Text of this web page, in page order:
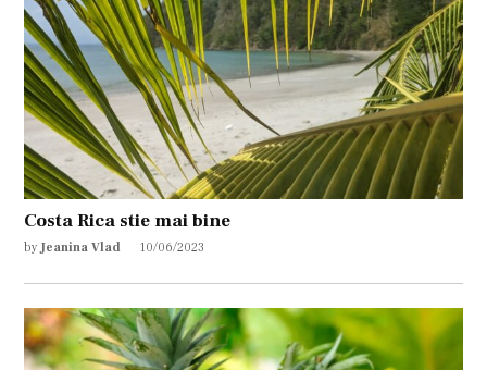
Costa Rica stie mai bine
by Jeanina Vlad 10/06/2023